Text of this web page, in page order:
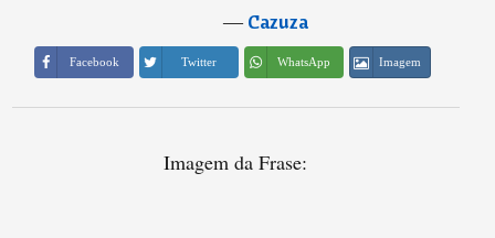
―Cazuza
Facebook Twitter WhatsApp Imagem
Imagem da Frase: